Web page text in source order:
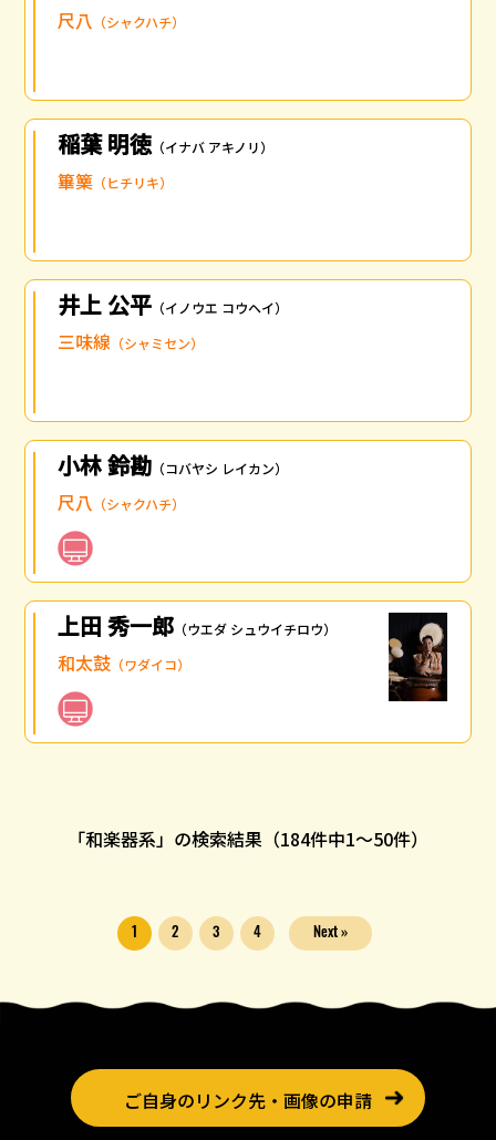
尺八 （シャクハチ）
稲葉 明徳 （イナバ アキノリ）
篳篥 （ヒチリキ）
井上 公平 （イノウエ コウヘイ）
三味線 （シャミセン）
小林 鈴勘 （コバヤシ レイカン）
尺八 （シャクハチ）
上田 秀一郎 （ウエダ シュウイチロウ）
和太鼓 （ワダイコ）
「和楽器系」の検索結果（184件中1〜50件）
1 2 3 4 Next »
ご自身のリンク先・画像の申請